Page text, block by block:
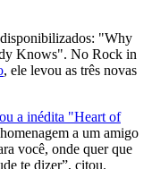
disponibilizados: "Why
Knows". No Rock in
, ele levou as três novas
a inédita "Heart of
a um amigo
você, onde quer que
te dizer”, citou.